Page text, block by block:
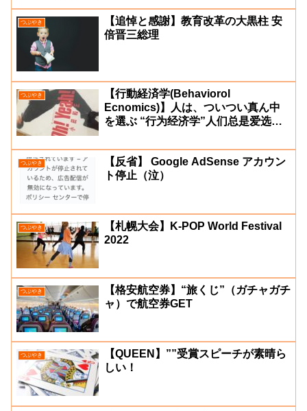
つぶやき
【追悼と感謝】教育改革の大黒柱 安
倍晋三総理
つぶやき
【行動経済学(Behaviorol
Ecnomics)】人は、ついつい真ん中
を選ぶ “行为经济学”人们总是爱选择
つぶやき
【反省】 Google AdSense アカウン
ト停止（泣）
つぶやき
【札幌大会】K-POP World Festival
2022
つぶやき
【格安航空券】“旅くじ”（ガチャガチ
ャ）で航空券GET
つぶやき
【QUEEN】””受賞スピーチが素晴ら
しい！